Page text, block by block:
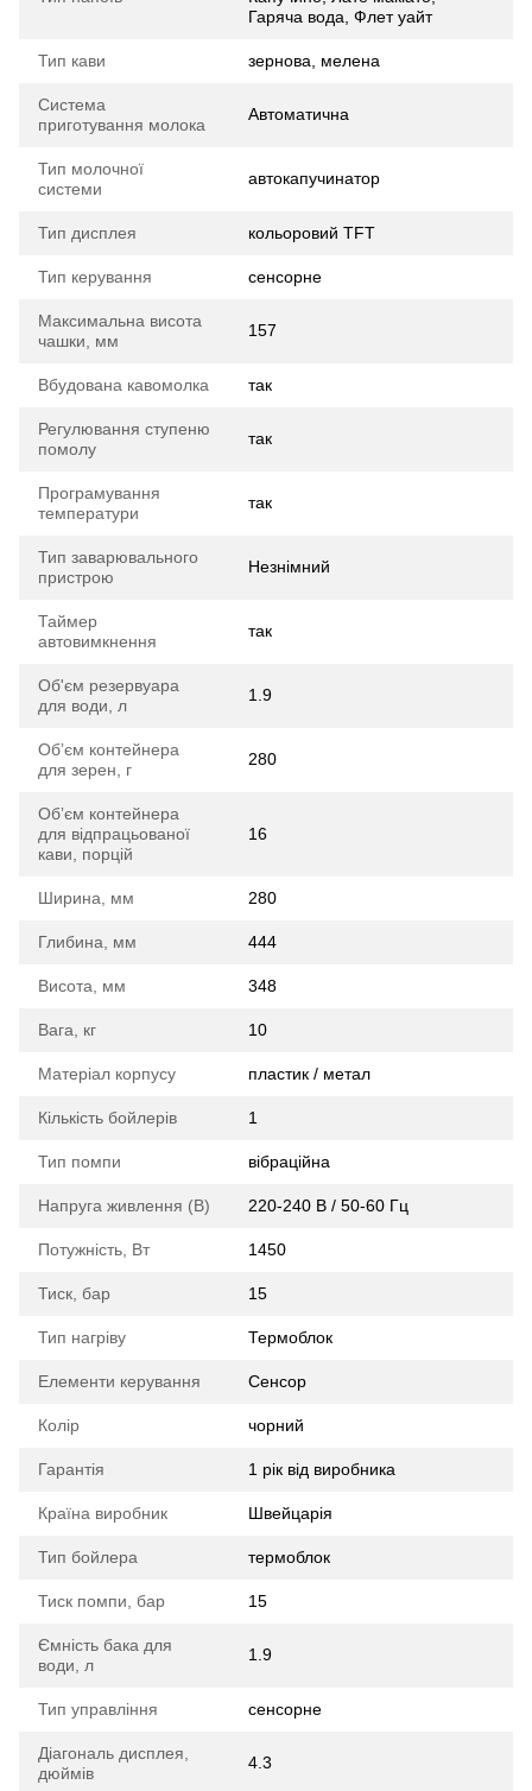
Гаряча вода, Флет уайт
Тип кави зернова, мелена
Система
приготування молока
Автоматична
Тип молочної
системи
автокапучинатор
Тип дисплея кольоровий TFT
Тип керування сенсорне
Максимальна висота
чашки, мм
157
Вбудована кавомолка так
Регулювання ступеню
помолу
так
Програмування
температури
так
Тип заварювального
пристрою
Незнімний
Таймер
автовимкнення
так
Об'єм резервуара
для води, л
1.9
Обʼєм контейнера
для зерен, г
280
Обʼєм контейнера
для відпрацьованої
кави, порцій
16
Ширина, мм 280
Глибина, мм 444
Висота, мм 348
Вага, кг 10
Матеріал корпусу пластик / метал
Кількість бойлерів 1
Тип помпи вібраційна
Напруга живлення (В) 220-240 В / 50-60 Гц
Потужність, Вт 1450
Тиск, бар 15
Тип нагріву Термоблок
Елементи керування Сенсор
Колір чорний
Гарантія 1 рік від виробника
Країна виробник Швейцарія
Тип бойлера термоблок
Тиск помпи, бар 15
Ємність бака для
води, л
1.9
Тип управління сенсорне
Діагональ дисплея,
дюймів
4.3